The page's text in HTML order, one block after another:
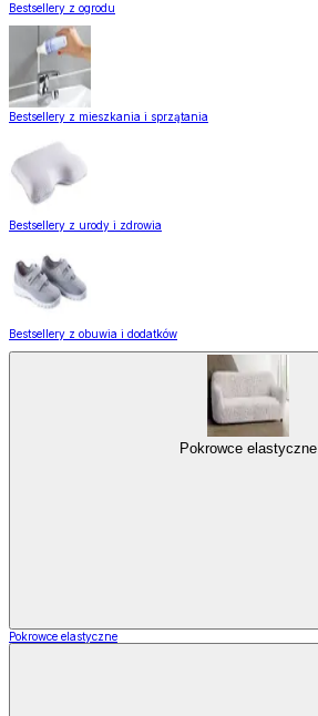
Bestsellery z ogrodu
Bestsellery z mieszkania i sprzątania
Bestsellery z urody i zdrowia
Bestsellery z obuwia i dodatków
Pokrowce elastyczne
Pokrowce elastyczne